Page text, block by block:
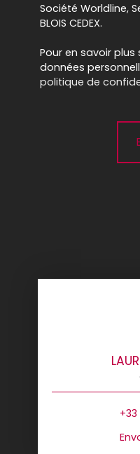
Société Worldline,
BLOIS CEDEX.
Pour en savoir
données
politique de
+33